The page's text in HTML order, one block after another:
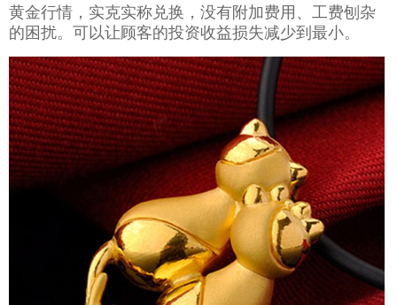
黄金行情，实克实称兑换，没有附加费用、工费刨杂
的困扰。可以让顾客的投资收益损失减少到最小。